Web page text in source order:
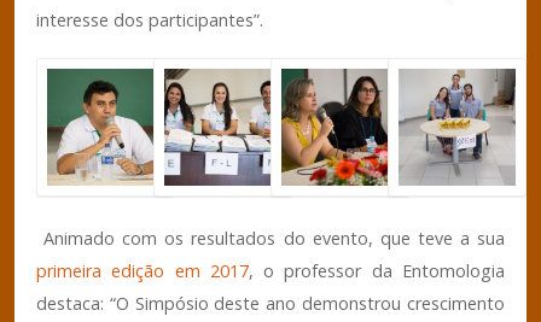
interesse dos participantes”.
Animado com os resultados do evento, que teve a sua
primeira edição em 2017, o professor da Entomologia
destaca: “O Simpósio deste ano demonstrou crescimento